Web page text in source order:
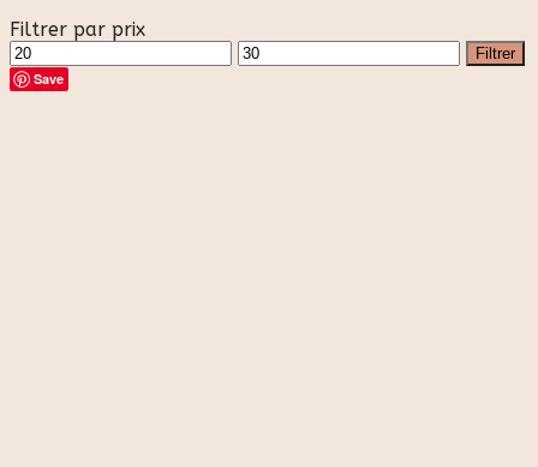
Filtrer par prix
Prix
min
Prix
max
Filtrer
Save